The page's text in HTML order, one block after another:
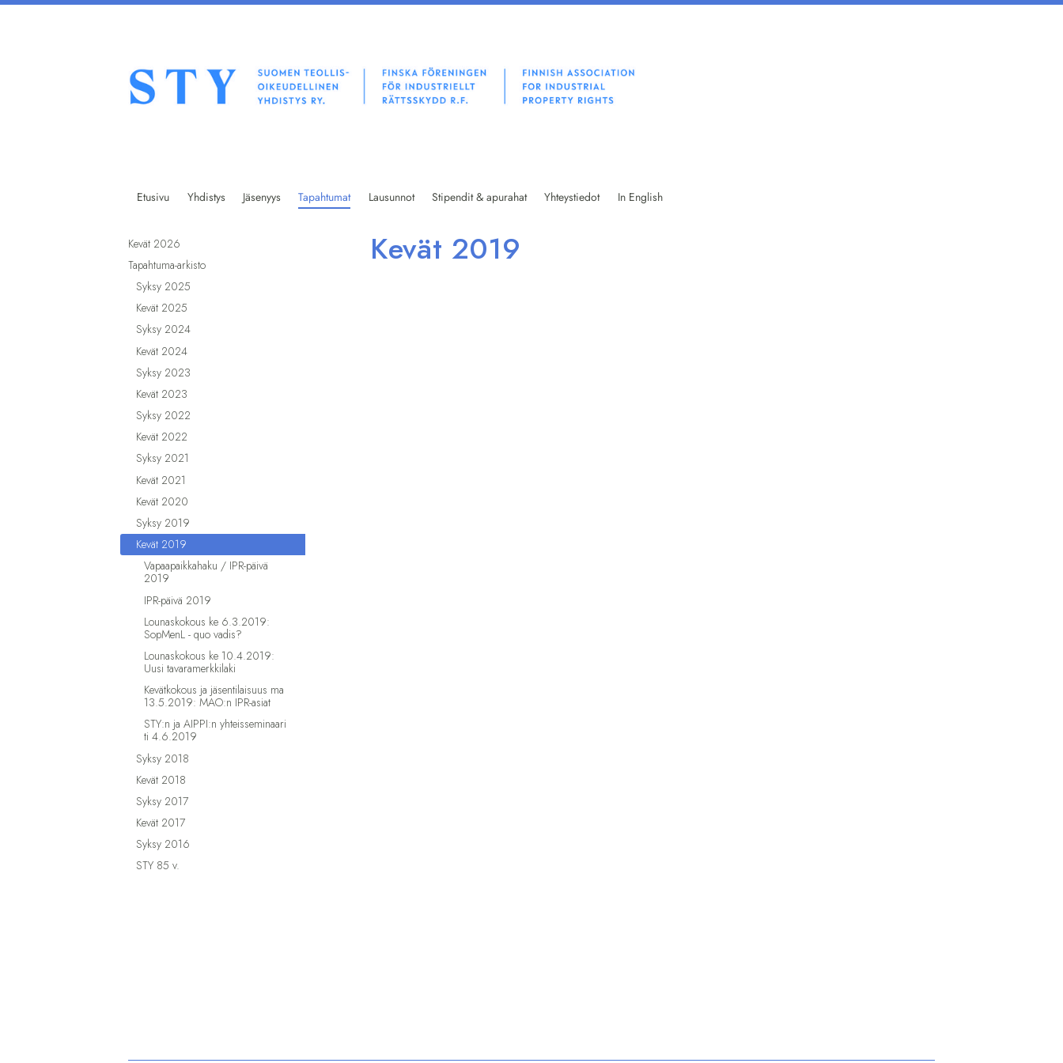
Suomen teollisoikeudellinen yhdistys ry
Etusivu Yhdistys Jäsenyys Tapahtumat Lausunnot Stipendit & apurahat Yhteystiedot In English
Kevät 2026
Tapahtuma-arkisto
Syksy 2025
Kevät 2025
Syksy 2024
Kevät 2024
Syksy 2023
Kevät 2023
Syksy 2022
Kevät 2022
Syksy 2021
Kevät 2021
Kevät 2020
Syksy 2019
Kevät 2019
Vapaapaikkahaku / IPR-päivä
2019
IPR-päivä 2019
Lounaskokous ke 6.3.2019:
SopMenL - quo vadis?
Lounaskokous ke 10.4.2019:
Uusi tavaramerkkilaki
Kevätkokous ja jäsentilaisuus ma
13.5.2019: MAO:n IPR-asiat
STY:n ja AIPPI:n yhteisseminaari
ti 4.6.2019
Syksy 2018
Kevät 2018
Syksy 2017
Kevät 2017
Syksy 2016
STY 85 v.
Kevät 2019